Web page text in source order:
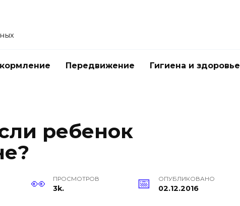
Передвижение Гигиена и здоровье
ребенок
ПРОСМОТРОВ
3k.
ОПУБЛИКОВАНО
02.12.2016